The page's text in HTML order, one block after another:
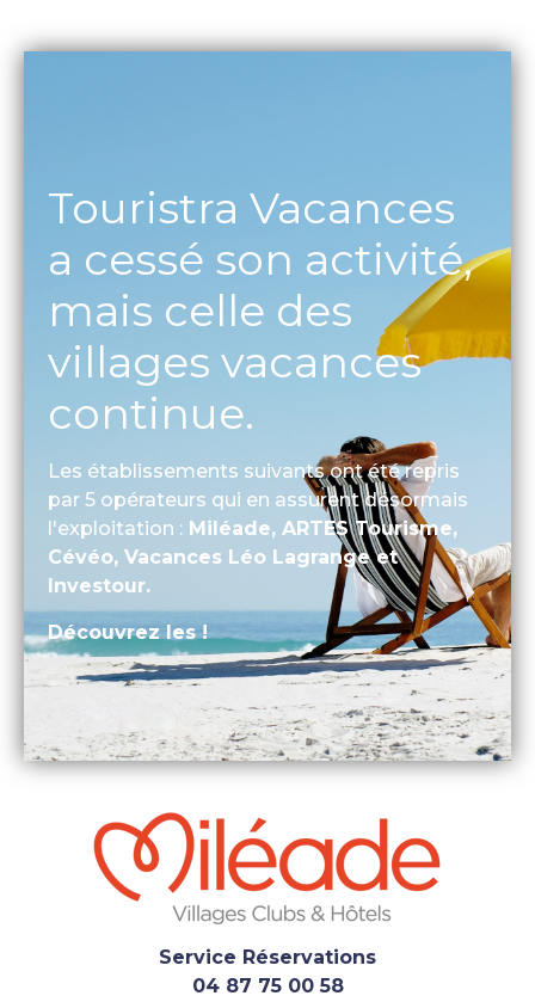
Touristra Vacances
a cessé son activité,
mais celle des
villages vacances
continue.
Les établissements suivants ont été repris
par 5 opérateurs qui en assurent désormais
l'exploitation : Miléade, ARTES Tourisme,
Cévéo, Vacances Léo Lagrange et
Investour.
Découvrez les !
Service Réservations
04 87 75 00 58